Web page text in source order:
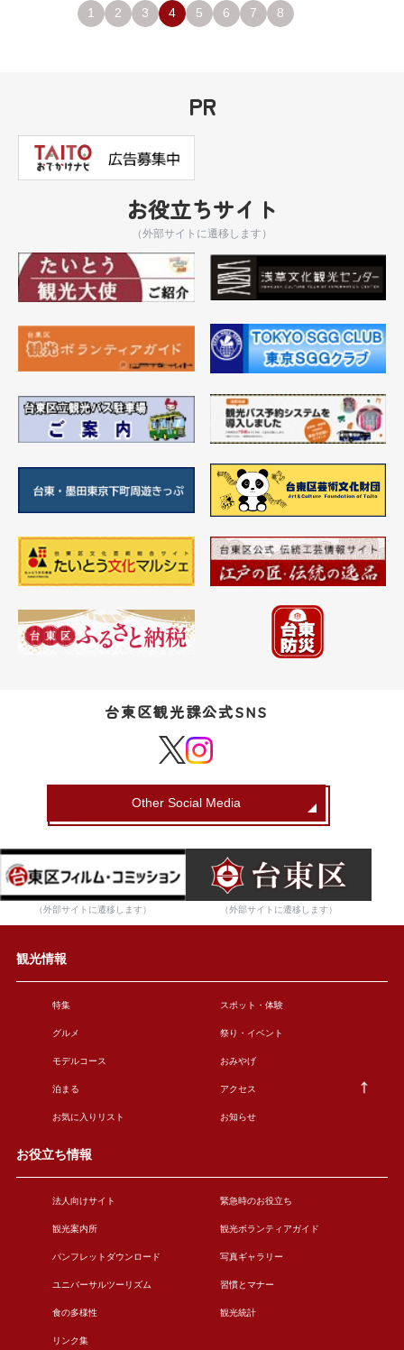
1 2 3 4 5 6 7 8
PR
お役立ちサイト
（外部サイトに遷移します）
台東区観光課公式SNS
Other Social Media
（外部サイトに遷移します） （外部サイトに遷移します）
観光情報
特集 スポット・体験
グルメ 祭り・イベント
モデルコース おみやげ
泊まる アクセス
お気に入りリスト お知らせ
お役立ち情報
法人向けサイト 緊急時のお役立ち
観光案内所 観光ボランティアガイド
パンフレットダウンロード 写真ギャラリー
ユニバーサルツーリズム 習慣とマナー
食の多様性 観光統計
リンク集